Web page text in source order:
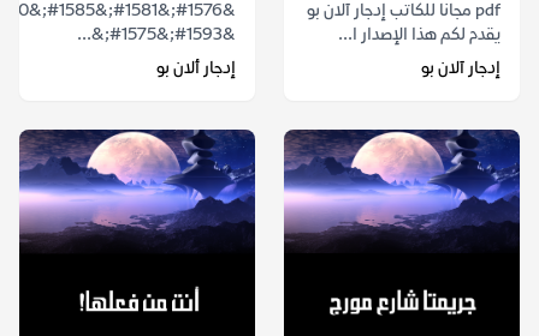
pdf مجانا للكاتب إدجار آلان بو
يقدم لكم هذا الإصدار ا...
إدجار آلان بو
&#1593;&#1575;&...
إدجار ألان بو